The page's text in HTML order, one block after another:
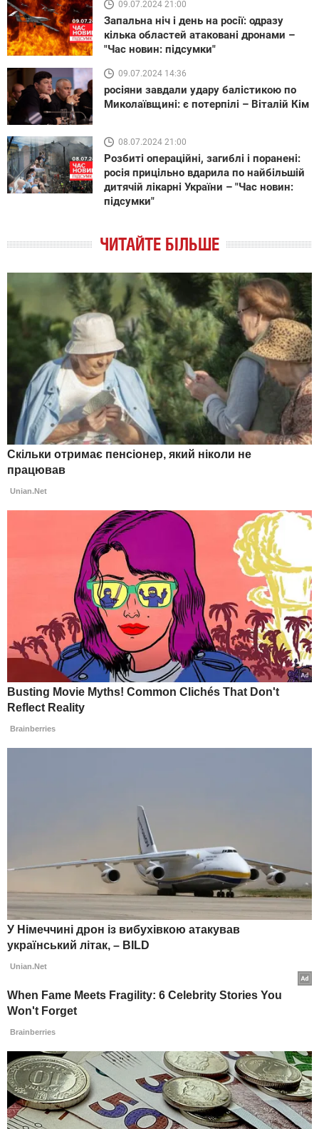
09.07.2024 21:00
Запальна ніч і день на росії: одразу
кілька областей атаковані дронами –
"Час новин: підсумки"
09.07.2024 14:36
росіяни завдали удару балістикою по
Миколаївщині: є потерпілі – Віталій Кім
08.07.2024 21:00
Розбиті операційні, загиблі і поранені:
росія прицільно вдарила по найбільшій
дитячій лікарні України – "Час новин:
підсумки"
ЧИТАЙТЕ БІЛЬШЕ